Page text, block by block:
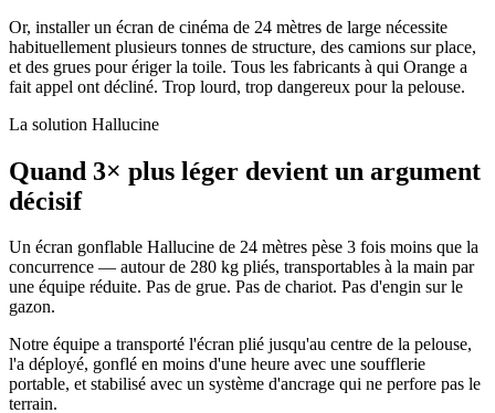
Or, installer un écran de cinéma de 24 mètres de large nécessite
habituellement plusieurs tonnes de structure, des camions sur place,
et des grues pour ériger la toile. Tous les fabricants à qui Orange a
fait appel ont décliné. Trop lourd, trop dangereux pour la pelouse.
La solution Hallucine
Quand 3× plus léger devient un argument
décisif
Un écran gonflable Hallucine de 24 mètres pèse 3 fois moins que la
concurrence — autour de 280 kg pliés, transportables à la main par
une équipe réduite. Pas de grue. Pas de chariot. Pas d'engin sur le
gazon.
Notre équipe a transporté l'écran plié jusqu'au centre de la pelouse,
l'a déployé, gonflé en moins d'une heure avec une soufflerie
portable, et stabilisé avec un système d'ancrage qui ne perfore pas le
terrain.